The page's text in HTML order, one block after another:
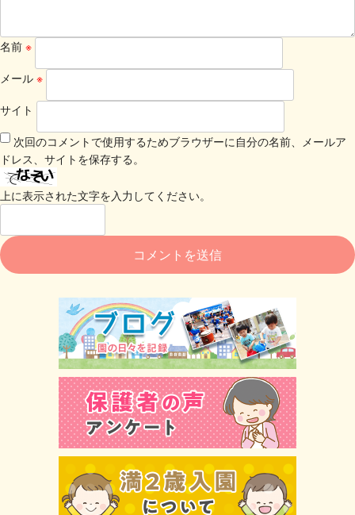
名前 ※
メール ※
サイト
次回のコメントで使用するためブラウザーに自分の名前、メールア
ドレス、サイトを保存する。
上に表示された文字を入力してください。